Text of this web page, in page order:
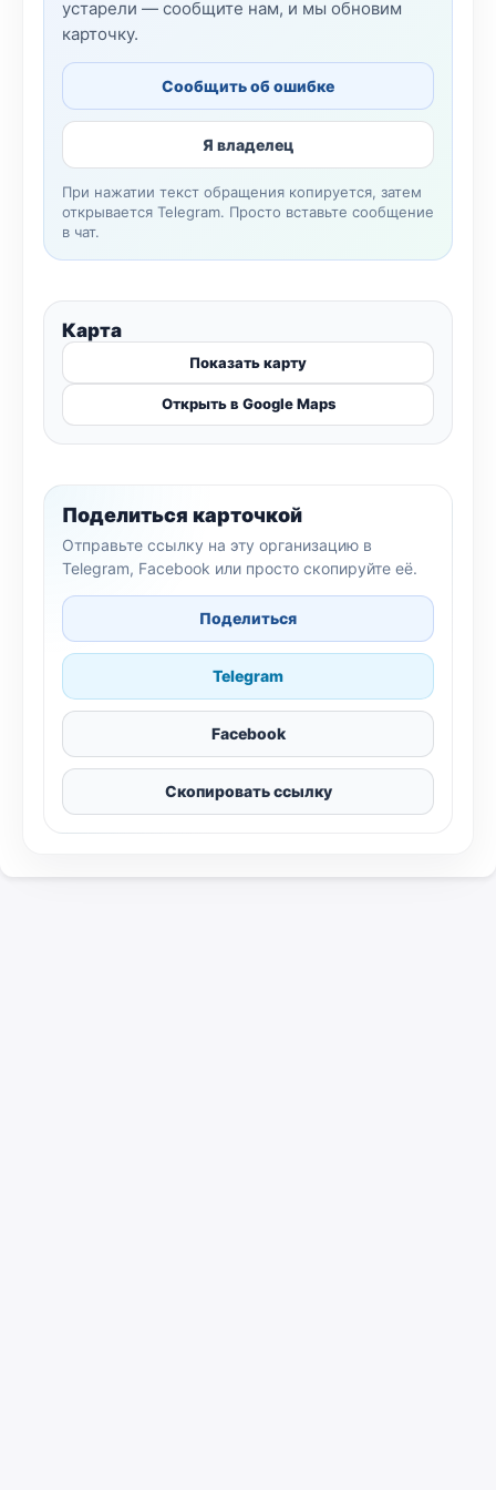
устарели — сообщите нам, и мы обновим
карточку.
Сообщить об ошибке
Я владелец
При нажатии текст обращения копируется, затем
открывается Telegram. Просто вставьте сообщение
в чат.
Карта
Показать карту
Открыть в Google Maps
Поделиться карточкой
Отправьте ссылку на эту организацию в
Telegram, Facebook или просто скопируйте её.
Поделиться
Telegram
Facebook
Скопировать ссылку